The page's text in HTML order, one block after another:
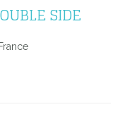
SIDE